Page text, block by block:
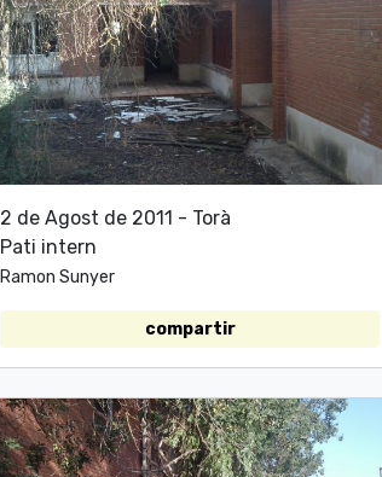
2 de Agost de 2011 - Torà
Pati intern
Ramon Sunyer
compartir